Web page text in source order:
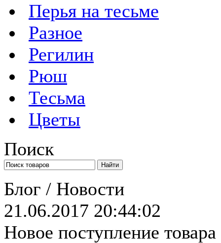
Перья на тесьме
Разное
Регилин
Рюш
Тесьма
Цветы
Поиск
Блог / Новости
21.06.2017 20:44:02
Новое поступление товара